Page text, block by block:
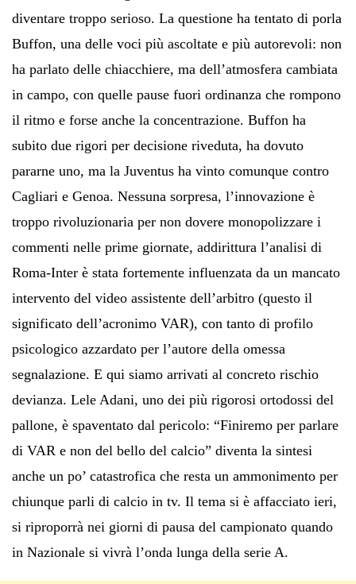
diventare troppo serioso. La questione ha tentato di porla
Buffon, una delle voci più ascoltate e più autorevoli: non
ha parlato delle chiacchiere, ma dell’atmosfera cambiata
in campo, con quelle pause fuori ordinanza che rompono
il ritmo e forse anche la concentrazione. Buffon ha
subito due rigori per decisione riveduta, ha dovuto
pararne uno, ma la Juventus ha vinto comunque contro
Cagliari e Genoa. Nessuna sorpresa, l’innovazione è
troppo rivoluzionaria per non dovere monopolizzare i
commenti nelle prime giornate, addirittura l’analisi di
Roma-Inter è stata fortemente influenzata da un mancato
intervento del video assistente dell’arbitro (questo il
significato dell’acronimo VAR), con tanto di profilo
psicologico azzardato per l’autore della omessa
segnalazione. E qui siamo arrivati al concreto rischio
devianza. Lele Adani, uno dei più rigorosi ortodossi del
pallone, è spaventato dal pericolo: “Finiremo per parlare
di VAR e non del bello del calcio” diventa la sintesi
anche un po’ catastrofica che resta un ammonimento per
chiunque parli di calcio in tv. Il tema si è affacciato ieri,
si riproporrà nei giorni di pausa del campionato quando
in Nazionale si vivrà l’onda lunga della serie A.